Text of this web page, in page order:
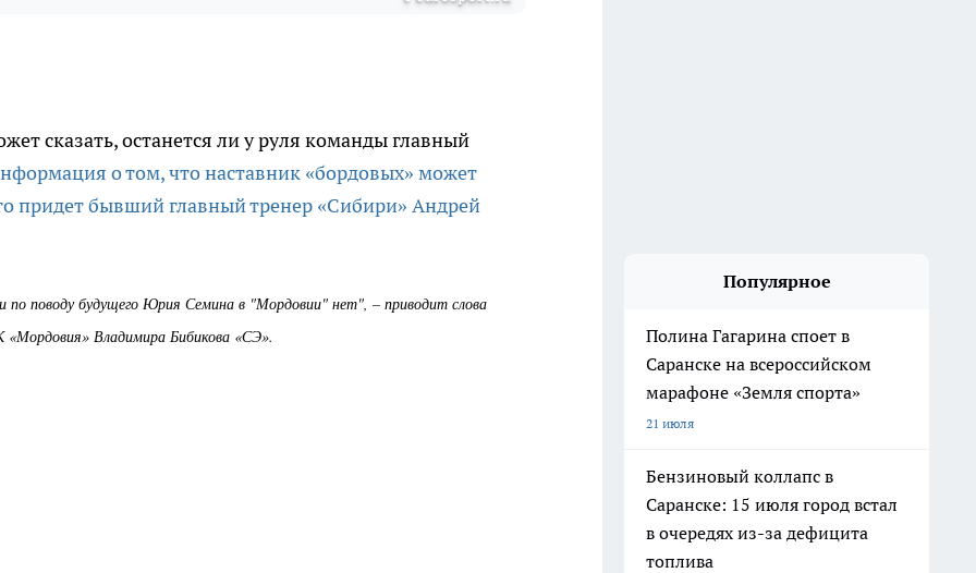
сказать, останется ли у руля команды главный
о том, что наставник «бордовых» может
придет бывший главный тренер «Сибири» Андрей
по поводу будущего Юрия Семина в "Мордовии" нет", – приводит слова
Владимира Бибикова «СЭ».
Популярное
Полина Гагарина споет в
Саранске на всероссийском
марафоне «Земля спорта»
21 июля
Бензиновый коллапс в
Саранске: 15 июля город встал
в очередях из-за дефицита
топлива